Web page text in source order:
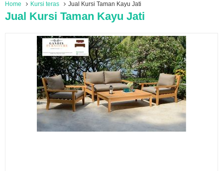
Home Kursi teras Jual Kursi Taman Kayu Jati
Jual Kursi Taman Kayu Jati